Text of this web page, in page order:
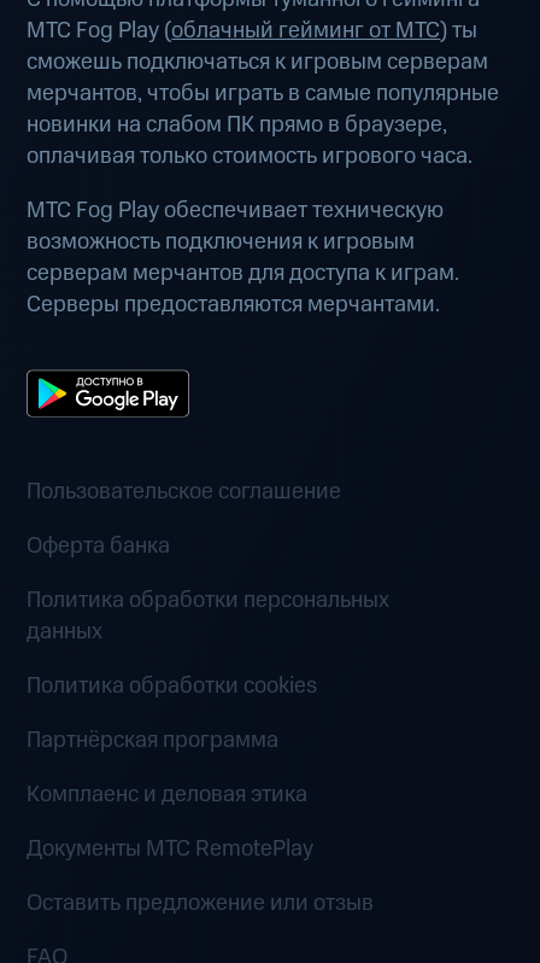
МТС Fog Play (облачный гейминг от МТС) ты
сможешь подключаться к игровым серверам
мерчантов, чтобы играть в самые популярные
новинки на слабом ПК прямо в браузере,
оплачивая только стоимость игрового часа.
МТС Fog Play обеспечивает техническую
возможность подключения к игровым
серверам мерчантов для доступа к играм.
Серверы предоставляются мерчантами.
Пользовательское соглашение
Оферта банка
Политика обработки персональных
данных
Политика обработки cookies
Партнёрская программа
Комплаенс и деловая этика
Документы MTC RemotePlay
Оставить предложение или отзыв